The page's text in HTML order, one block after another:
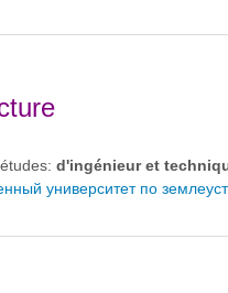
d'ingénieur et
университет по